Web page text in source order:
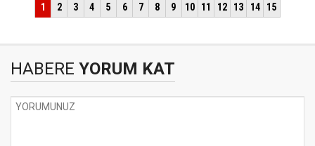
HABERE YORUM KAT